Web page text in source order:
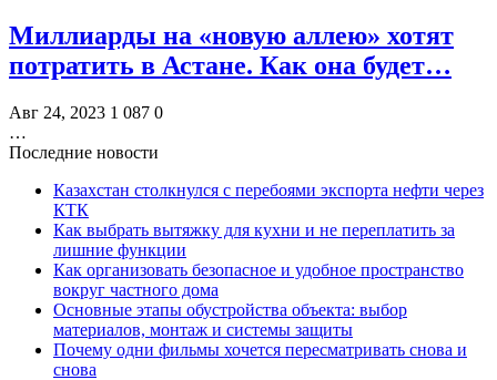
Миллиарды на «новую аллею» хотят
потратить в Астане. Как она будет…
Авг 24, 2023 1 087 0
…
Последние новости
Казахстан столкнулся с перебоями экспорта нефти через
КТК
Как выбрать вытяжку для кухни и не переплатить за
лишние функции
Как организовать безопасное и удобное пространство
вокруг частного дома
Основные этапы обустройства объекта: выбор
материалов, монтаж и системы защиты
Почему одни фильмы хочется пересматривать снова и
снова